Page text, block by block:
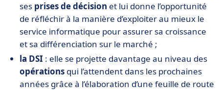
ses prises de décision et lui donne l’opportunité
de réfléchir à la manière d’exploiter au mieux le
service informatique pour assurer sa croissance
et sa différenciation sur le marché ;
la DSI : elle se projette davantage au niveau des
opérations qui l’attendent dans les prochaines
années grâce à l’élaboration d’une feuille de route